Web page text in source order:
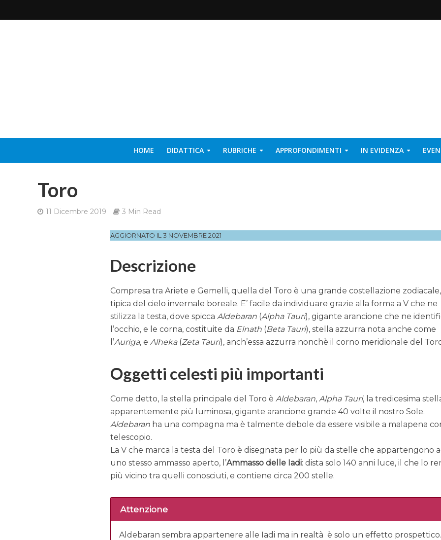
HOME DIDATTICA RUBRICHE APPROFONDIMENTI IN EVIDENZA
Toro
11 Dicembre 2019 3 Min Read
AGGIORNATO IL 3 NOVEMBRE 2021
Descrizione
Compresa tra Ariete e Gemelli, quella del Toro è una grande costellazione zodiacale,
tipica del cielo invernale boreale. E’ facile da individuare grazie alla forma a V che ne
stilizza la testa, dove spiccaAldebaran (Alpha Tauri), gigante arancione che ne
l’occhio, e le corna, costituite da Elnath (Beta Tauri), stella azzurra nota anche come
l’Auriga, eAlheka(Zeta Tauri), anch’essa azzurra nonchè il corno meridionale del
Oggetti celesti più importanti
Come detto, la stella principale del Toro èAldebaran,Alpha Tauri, la tredicesima
apparentemente più luminosa, gigante arancione grande 40 volte il nostro Sole.
Aldebaran ha una compagna ma è talmente debole da essere visibile a malapena
telescopio.
La V che marca la testa del Toro è disegnata per lo più da stelle che appartengono
uno stesso ammasso aperto, l’Ammasso delle Iadi: dista solo 140 anni luce, il che lo
più vicino tra quelli conosciuti, e contiene circa 200 stelle.
Attenzione
Aldebaran sembra appartenere alle Iadi ma in realtà è solo un effetto